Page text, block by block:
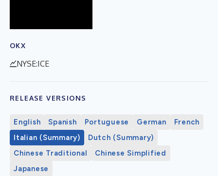
OKX
NYSE:ICE
RELEASE VERSIONS
English Spanish Portuguese German
French
Italian (Summary)
Dutch (Summary)
Chinese Traditional
Chinese Simplified
Japanese